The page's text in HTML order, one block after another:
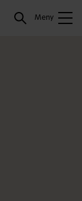
Meny
Sök